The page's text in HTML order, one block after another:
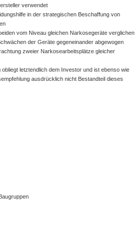
verwendet
in der strategischen Beschaffung von
vom Niveau gleichen Narkosegeräte verglichen
der Geräte gegeneinander abgewogen
zweier Narkosearbeitsplätze gleicher
letztendlich dem Investor und ist ebenso wie
ausdrücklich nicht Bestandteil dieses